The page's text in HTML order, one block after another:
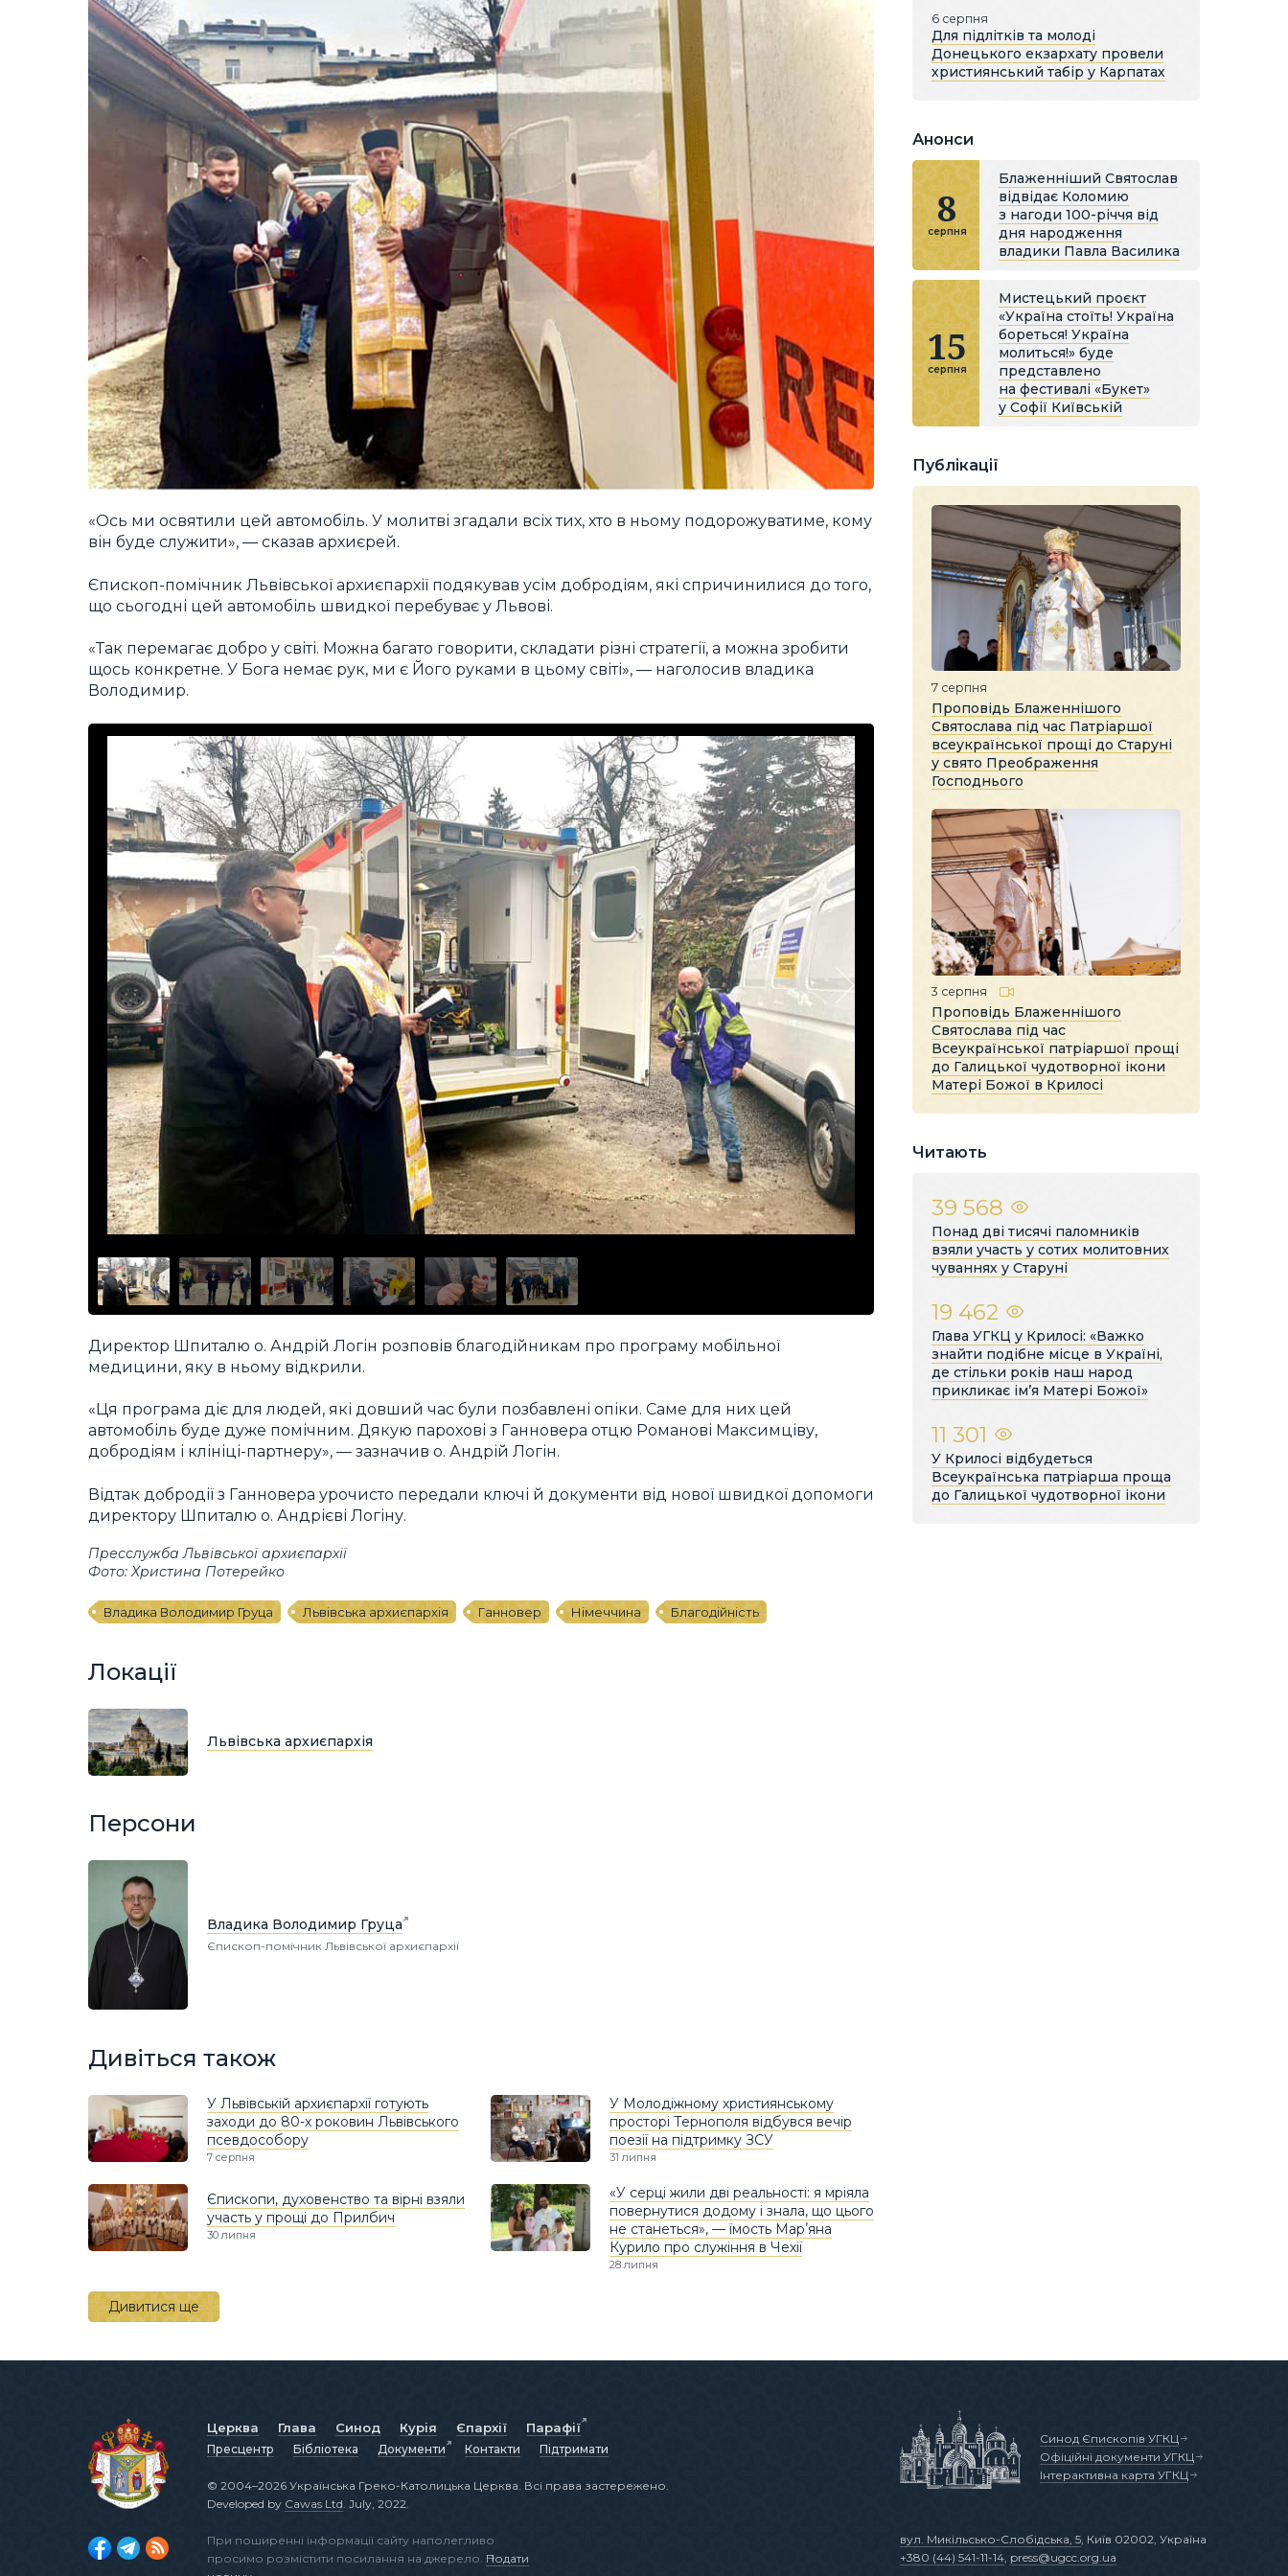
«Ось ми освятили цей автомобіль. У молитві згадали всіх тих, хто в ньому подорожуватиме, кому
він буде служити», — сказав архиєрей.
Єпископ-помічник Львівської архиєпархії подякував усім добродіям, які спричинилися до того,
що сьогодні цей автомобіль швидкої перебуває у Львові.
«Так перемагає добро у світі. Можна багато говорити, складати різні стратегії, а можна зробити
щось конкретне. У Бога немає рук, ми є Його руками в цьому світі», — наголосив владика
Володимир.
Директор Шпиталю о. Андрій Логін розповів благодійникам про програму мобільної
медицини, яку в ньому відкрили.
«Ця програма діє для людей, які довший час були позбавлені опіки. Саме для них цей
автомобіль буде дуже помічним. Дякую парохові з Ганновера отцю Романові Максимціву,
добродіям і клініці-партнеру», — зазначив о. Андрій Логін.
Відтак добродії з Ганновера урочисто передали ключі й документи від нової швидкої допомоги
директору Шпиталю о. Андрієві Логіну.
Пресслужба Львівської архиєпархії
Фото: Христина Потерейко
Владика Володимир Груца Львівська архиєпархія Ганновер Німеччина Благодійність
Локації
Львівська архиєпархія
Персони
Владика Володимир Груца
Єпископ-помічник Львівської архиєпархії
Дивіться також
У Львівській архиєпархії готують
заходи до 80-х роковин Львівського
псевдособору
7 серпня
У Молодіжному християнському
просторі Тернополя відбувся вечір
поезії на підтримку ЗСУ
31 липня
Єпископи, духовенство та вірні взяли
участь у прощі до Прилбич
30 липня
«У серці жили дві реальності: я мріяла
повернутися додому і знала, що цього
не станеться», — їмость Марʼяна
Курило про служіння в Чехії
28 липня
Дивитися ще
6 серпня
Для підлітків та молоді
Донецького екзархату провели
християнський табір у Карпатах
Анонси
8
серпня
Блаженніший Святослав
відвідає Коломию
з нагоди 100-річчя від
дня народження
владики Павла Василика
15
серпня
Мистецький проєкт
«Україна стоїть! Україна
бореться! Україна
молиться!» буде
представлено
на фестивалі «Букет»
у Софії Київській
Публікації
7 серпня
Проповідь Блаженнішого
Святослава під час Патріаршої
всеукраїнської прощі до Старуні
у свято Преображення
Господнього
3 серпня
Проповідь Блаженнішого
Святослава під час
Всеукраїнської патріаршої прощі
до Галицької чудотворної ікони
Матері Божої в Крилосі
Читають
39 568
Понад дві тисячі паломників
взяли участь у сотих молитовних
чуваннях у Старуні
19 462
Глава УГКЦ у Крилосі: «Важко
знайти подібне місце в Україні,
де стільки років наш народ
прикликає ім’я Матері Божої»
11 301
У Крилосі відбудеться
Всеукраїнська патріарша проща
до Галицької чудотворної ікони
Церква Глава Синод Курія Єпархії Парафії
Пресцентр Бібліотека Документи Контакти Підтримати
вул. Микільсько-Слобідська, 5, Київ 02002, Україна
+380 (44) 541-11-14, press@ugcc.org.ua
Синод Єпископів УГКЦ
Офіційні документи УГКЦ
Інтерактивна карта УГКЦ
© 2004–2026 Українська Греко-Католицька Церква. Всі права застережено.
Developed by Cawas Ltd . July, 2022.
При поширенні інформації сайту наполегливо
просимо розмістити посилання на джерело. Подати